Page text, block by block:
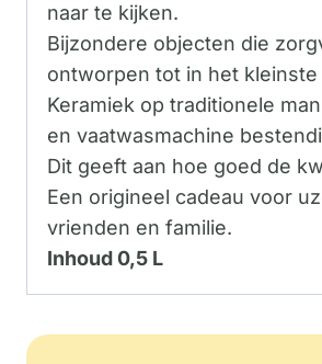
naar te kijken.
Bijzondere objecten die
ontworpen tot in het kleinste
Keramiek op traditionele
en vaatwasmachine
Dit geeft aan hoe goed de
Een origineel cadeau voor
vrienden en familie.
Inhoud 0,5 L